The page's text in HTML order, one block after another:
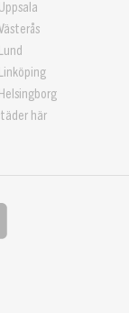
här